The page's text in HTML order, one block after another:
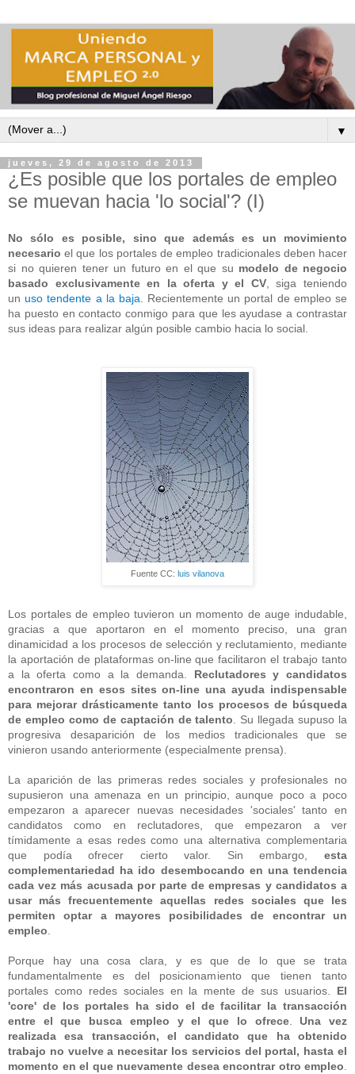
▼
jueves, 29 de agosto de 2013
¿Es posible que los portales de empleo
se muevan hacia 'lo social'? (I)
No sólo es posible, sino que además es un movimiento
necesario el que los portales de empleo tradicionales deben hacer
si no quieren tener un futuro en el que su modelo de negocio
basado exclusivamente en la oferta y el CV, siga teniendo
unuso tendente a la baja. Recientemente un portal de empleo se
ha puesto en contacto conmigo para que les ayudase a contrastar
sus ideas para realizar algún posible cambio hacia lo social.
Fuente CC: luis vilanova
Los portales de empleo tuvieron un momento de auge indudable,
gracias a que aportaron en el momento preciso, una gran
dinamicidad a los procesos de selección y reclutamiento, mediante
la aportación de plataformas on-line que facilitaron el trabajo tanto
a la oferta como a la demanda. Reclutadores y candidatos
encontraron en esos sites on-line una ayuda indispensable
para mejorar drásticamente tanto los procesos de búsqueda
de empleo como de captación de talento. Su llegada supuso la
progresiva desaparición de los medios tradicionales que se
vinieron usando anteriormente (especialmente prensa).
La aparición de las primeras redes sociales y profesionales no
supusieron una amenaza en un principio, aunque poco a poco
empezaron a aparecer nuevas necesidades 'sociales' tanto en
candidatos como en reclutadores, que empezaron a ver
tímidamente a esas redes como una alternativa complementaria
que podía ofrecer cierto valor. Sin embargo, esta
complementariedad ha ido desembocando en una tendencia
cada vez más acusada por parte de empresas y candidatos a
usar más frecuentemente aquellas redes sociales que les
permiten optar a mayores posibilidades de encontrar un
empleo.
Porque hay una cosa clara, y es que de lo que se trata
fundamentalmente es del posicionamiento que tienen tanto
portales como redes sociales en la mente de sus usuarios. El
'core' de los portales ha sido el de facilitar la transacción
entre el que busca empleo y el que lo ofrece.Una vez
realizada esa transacción, el candidato que ha obtenido
trabajo no vuelve a necesitar los servicios del portal, hasta el
momento en el que nuevamente desea encontrar otro empleo.